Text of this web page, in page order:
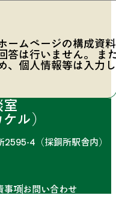
ームページの構成資
答は行いません。 ま
、個人情報等は入力
室
ル）
2595-4 （採銅所駅舎内）
事項 お問い合わせ